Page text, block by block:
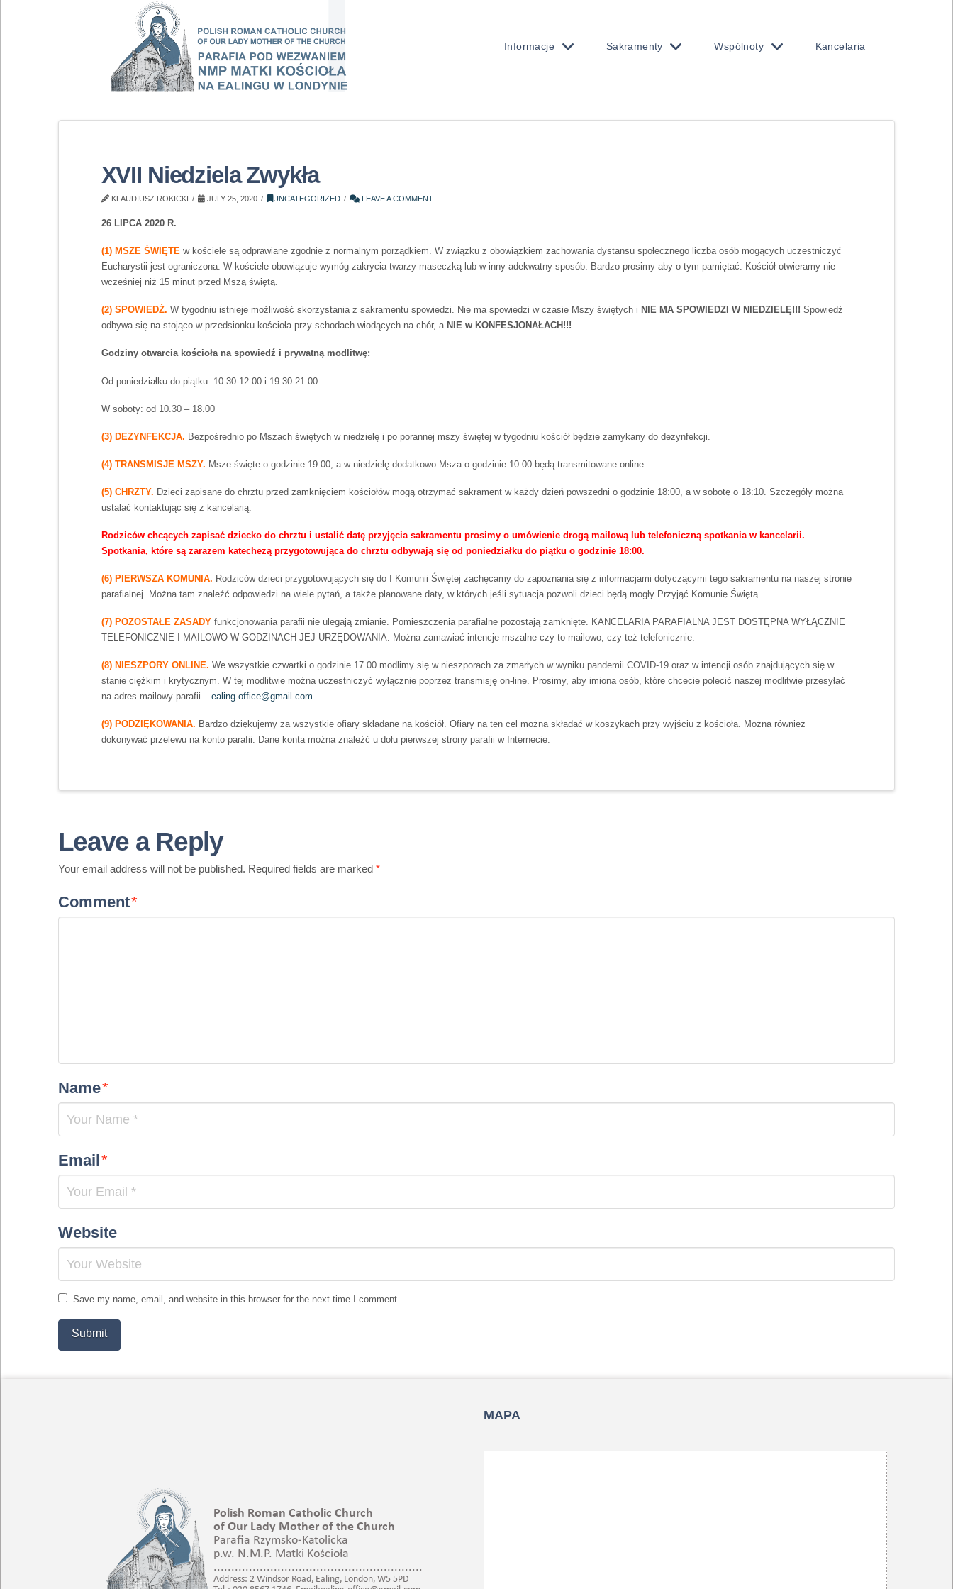
Informacje Sakramenty Wspólnoty Kancelaria
XVII Niedziela Zwykła
KLAUDIUSZ ROKICKI JULY 25, 2020 UNCATEGORIZED LEAVE A COMMENT
26 LIPCA 2020 R.
(1) MSZE ŚWIĘTEw kościele są odprawiane zgodnie z normalnym porządkiem. W związku z obowiązkiem zachowania dystansu społecznego liczba osób mogących uczestniczyć
Eucharystii jest ograniczona. W kościele obowiązuje wymóg zakrycia twarzy maseczką lub w inny adekwatny sposób. Bardzo prosimy aby o tym pamiętać. Kościół otwieramy nie
wcześniej niż 15 minut przed Mszą świętą.
(2) SPOWIEDŹ. W tygodniu istnieje możliwość skorzystania z sakramentu spowiedzi. Nie ma spowiedzi w czasie Mszy świętych i NIE MA SPOWIEDZI W NIEDZIELĘ!!! Spowiedź
odbywa się na stojąco w przedsionku kościoła przy schodach wiodących na chór, a NIE w KONFESJONAŁACH!!!
Godziny otwarcia kościoła na spowiedź i prywatną modlitwę:
Od poniedziałku do piątku: 10:30-12:00 i 19:30-21:00
W soboty: od 10.30 – 18.00
(3) DEZYNFEKCJA. Bezpośrednio po Mszach świętych w niedzielę i po porannej mszy świętej w tygodniu kościół będzie zamykany do dezynfekcji.
(4) TRANSMISJE MSZY. Msze święte o godzinie 19:00, a w niedzielę dodatkowo Msza o godzinie 10:00 będą transmitowane online.
(5) CHRZTY. Dzieci zapisane do chrztu przed zamknięciem kościołów mogą otrzymać sakrament w każdy dzień powszedni o godzinie 18:00, a w sobotę o 18:10. Szczegóły można
ustalać kontaktując się z kancelarią.
Rodziców chcących zapisać dziecko do chrztu i ustalić datę przyjęcia sakramentu prosimy o umówienie drogą mailową lub telefoniczną spotkania w kancelarii.
Spotkania, które są zarazem katechezą przygotowująca do chrztu odbywają się od poniedziałku do piątku o godzinie 18:00.
(6) PIERWSZA KOMUNIA. Rodziców dzieci przygotowujących się do I Komunii Świętej zachęcamy do zapoznania się z informacjami dotyczącymi tego sakramentu na naszej stronie
parafialnej. Można tam znaleźć odpowiedzi na wiele pytań, a także planowane daty, w których jeśli sytuacja pozwoli dzieci będą mogły Przyjąć Komunię Świętą.
(7) POZOSTAŁE ZASADYfunkcjonowania parafii nie ulegają zmianie. Pomieszczenia parafialne pozostają zamknięte. KANCELARIA PARAFIALNA JEST DOSTĘPNA WYŁĄCZNIE
TELEFONICZNIE I MAILOWO W GODZINACH JEJ URZĘDOWANIA. Można zamawiać intencje mszalne czy to mailowo, czy też telefonicznie.
(8) NIESZPORY ONLINE. We wszystkie czwartki o godzinie 17.00 modlimy się w nieszporach za zmarłych w wyniku pandemii COVID-19 oraz w intencji osób znajdujących się w
stanie ciężkim i krytycznym. W tej modlitwie można uczestniczyć wyłącznie poprzez transmisję on-line. Prosimy, aby imiona osób, które chcecie polecić naszej modlitwie przesyłać
na adres mailowy parafii – ealing.office@gmail.com.
(9) PODZIĘKOWANIA. Bardzo dziękujemy za wszystkie ofiary składane na kościół. Ofiary na ten cel można składać w koszykach przy wyjściu z kościoła. Można również
dokonywać przelewu na konto parafii. Dane konta można znaleźć u dołu pierwszej strony parafii w Internecie.
Leave a Reply
Your email address will not be published. Required fields are marked *
Comment*
Name*
Email*
Website
Save my name, email, and website in this browser for the next time I comment.
MAPA